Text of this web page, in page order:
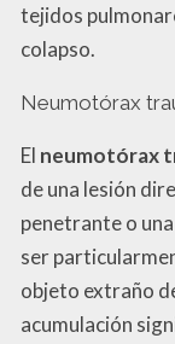
tejidos
colapso.
Neumotórax
El neumotórax
de una lesión
penetrante o
ser
objeto extraño
acumulación